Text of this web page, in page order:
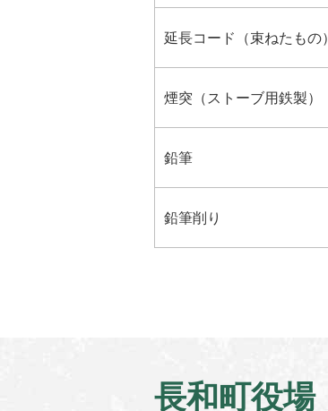
延長コード（束ねたもの）
煙突（ストーブ用鉄製）
鉛筆
鉛筆削り
長和町役場